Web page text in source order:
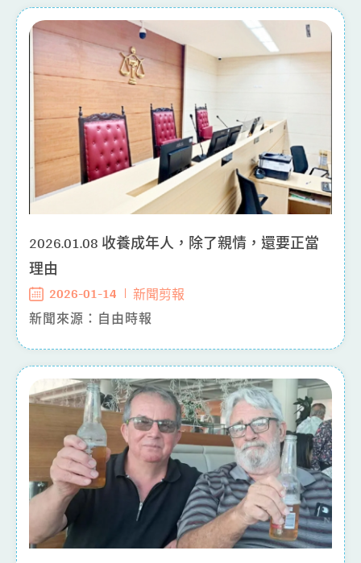
2026.01.08 收養成年人，除了親情，還要正當
理由
2026-01-14
新聞剪報
新聞來源：自由時報